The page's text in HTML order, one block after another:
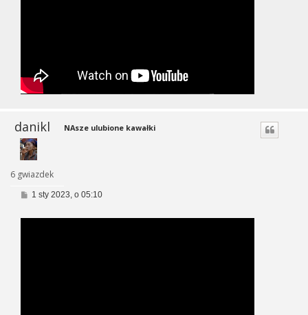
danikl
6 gwiazdek
NAsze ulubione kawałki
P1 sty 2023, o 05:10